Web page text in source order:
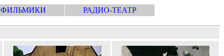
ФИЛЬМИКИ РАДИО-ТЕАТР